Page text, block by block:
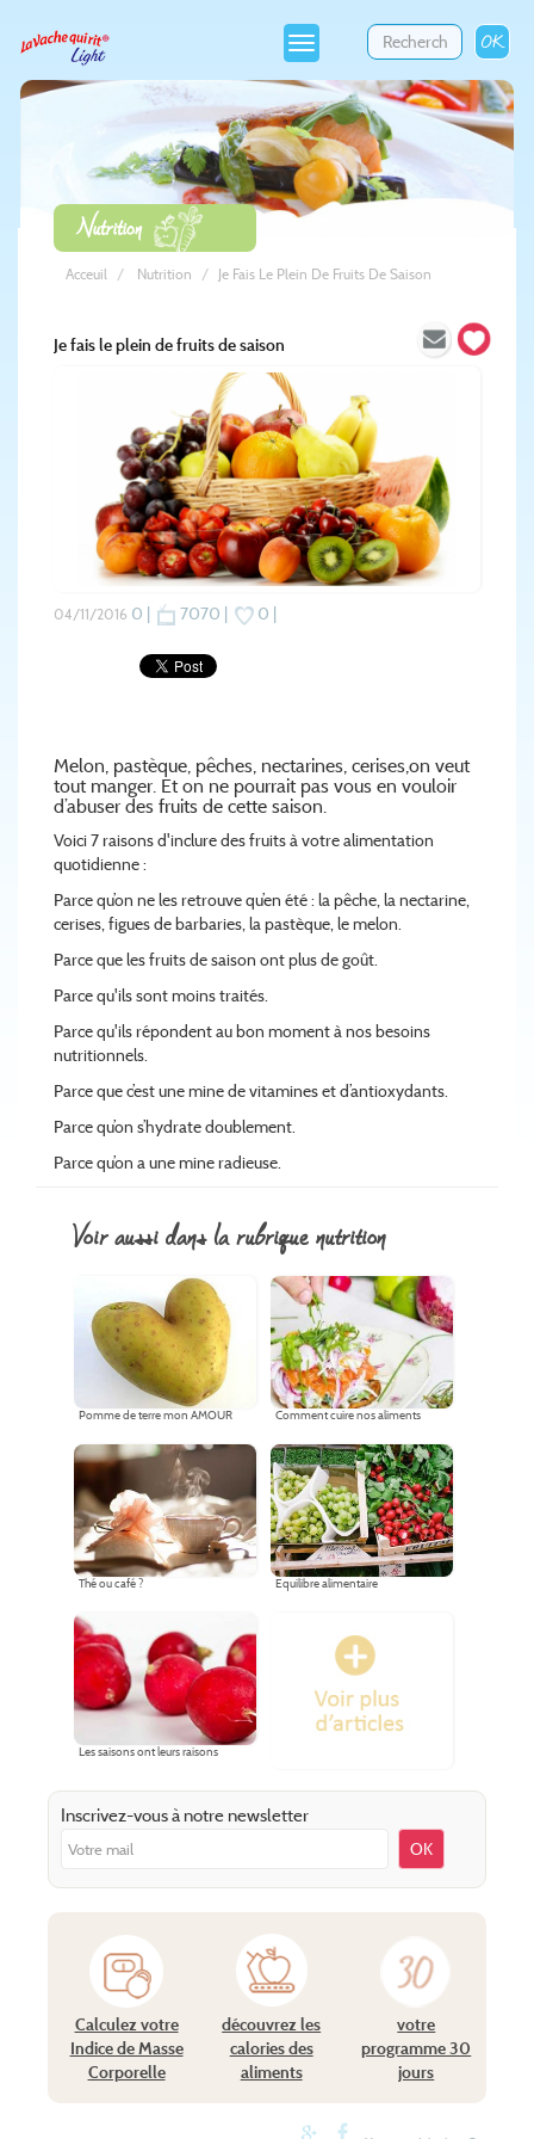
OK
Toggle
navigation
Nutrition
Acceuil Nutrition Je Fais Le Plein De Fruits De Saison
Je fais le plein de fruits de saison
04/11/2016 0 | 7070 | 0 |
Melon, pastèque, pêches, nectarines, cerises,on veut
tout manger. Et on ne pourrait pas vous en vouloir
d’abuser des fruits de cette saison.
Voici 7 raisons d'inclure des fruits à votre alimentation
quotidienne :
Parce qu’on ne les retrouve qu’en été : la pêche, la nectarine,
cerises, figues de barbaries, la pastèque, le melon.
Parce que les fruits de saison ont plus de goût.
Parce qu'ils sont moins traités.
Parce qu'ils répondent au bon moment à nos besoins
nutritionnels.
Parce que c’est une mine de vitamines et d’antioxydants.
Parce qu’on s’hydrate doublement.
Parce qu’on a une mine radieuse.
voir aussi dans la rubrique nutrition
Pomme de terre mon AMOUR Comment cuire nos aliments
Thé ou café ? Equilibre alimentaire
Les saisons ont leurs raisons
Inscrivez-vous à notre newsletter
OK
Calculez votre
Indice de Masse
Corporelle
découvrez les
calories des
aliments
votre
programme 30
jours